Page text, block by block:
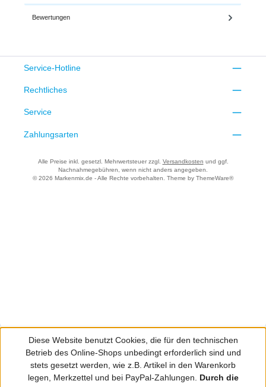
Bewertungen
Service-Hotline
Rechtliches
Service
Zahlungsarten
Alle Preise inkl. gesetzl. Mehrwertsteuer zzgl. Versandkosten und ggf.
Nachnahmegebühren, wenn nicht anders angegeben.
© 2026 Markenmix.de - Alle Rechte vorbehalten. Theme by ThemeWare®
Diese Website benutzt Cookies, die für den technischen
Betrieb des Online-Shops unbedingt erforderlich sind und
stets gesetzt werden, wie z.B. Artikel in den Warenkorb
legen, Merkzettel und bei PayPal-Zahlungen. Durch die